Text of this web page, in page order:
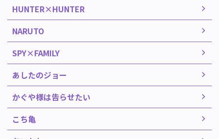
HUNTER×HUNTER
NARUTO
SPY×FAMILY
あしたのジョー
かぐや様は告らせたい
こち亀